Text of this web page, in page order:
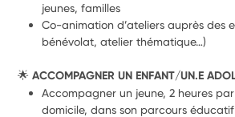
jeunes, familles
Co-animation d’ateliers auprès des
bénévolat, atelier thématique…)
🌟 ACCOMPAGNER UN ENFANT/UN.E
Accompagner un jeune, 2 heures
domicile, dans son parcours éducatif